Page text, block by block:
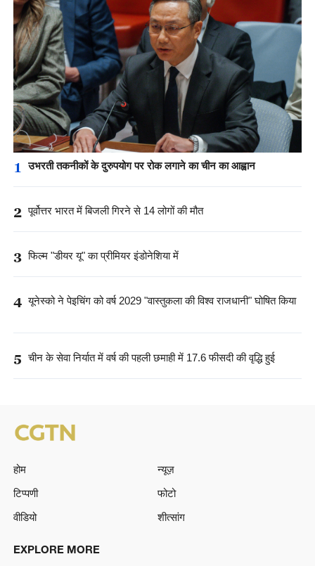
1 उभरती तकनीकों के दुरुपयोग पर रोक लगाने का चीन का आह्वान
2 पूर्वोत्तर भारत में बिजली गिरने से 14 लोगों की मौत
3 फिल्म "डीयर यू" का प्रीमियर इंडोनेशिया में
4 यूनेस्को ने पेइचिंग को वर्ष 2029 "वास्तुकला की विश्व राजधानी" घोषित किया
5 चीन के सेवा निर्यात में वर्ष की पहली छमाही में 17.6 फीसदी की वृद्धि हुई
होम
न्यूज़
टिप्पणी
फोटो
वीडियो
शीत्सांग
EXPLORE MORE